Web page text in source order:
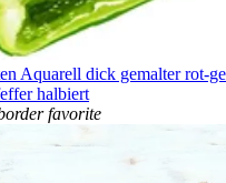
Aquarell dick gemalter rot-
halbiert
favorite